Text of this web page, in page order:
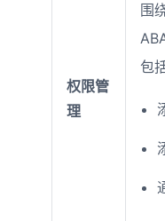
权限管
理
围
包